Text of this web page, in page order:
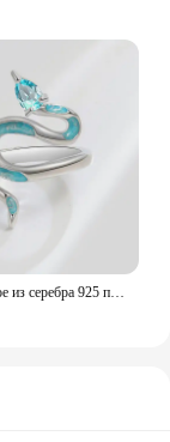
Кольцо женское из серебра 925 пробы с голубым цветом